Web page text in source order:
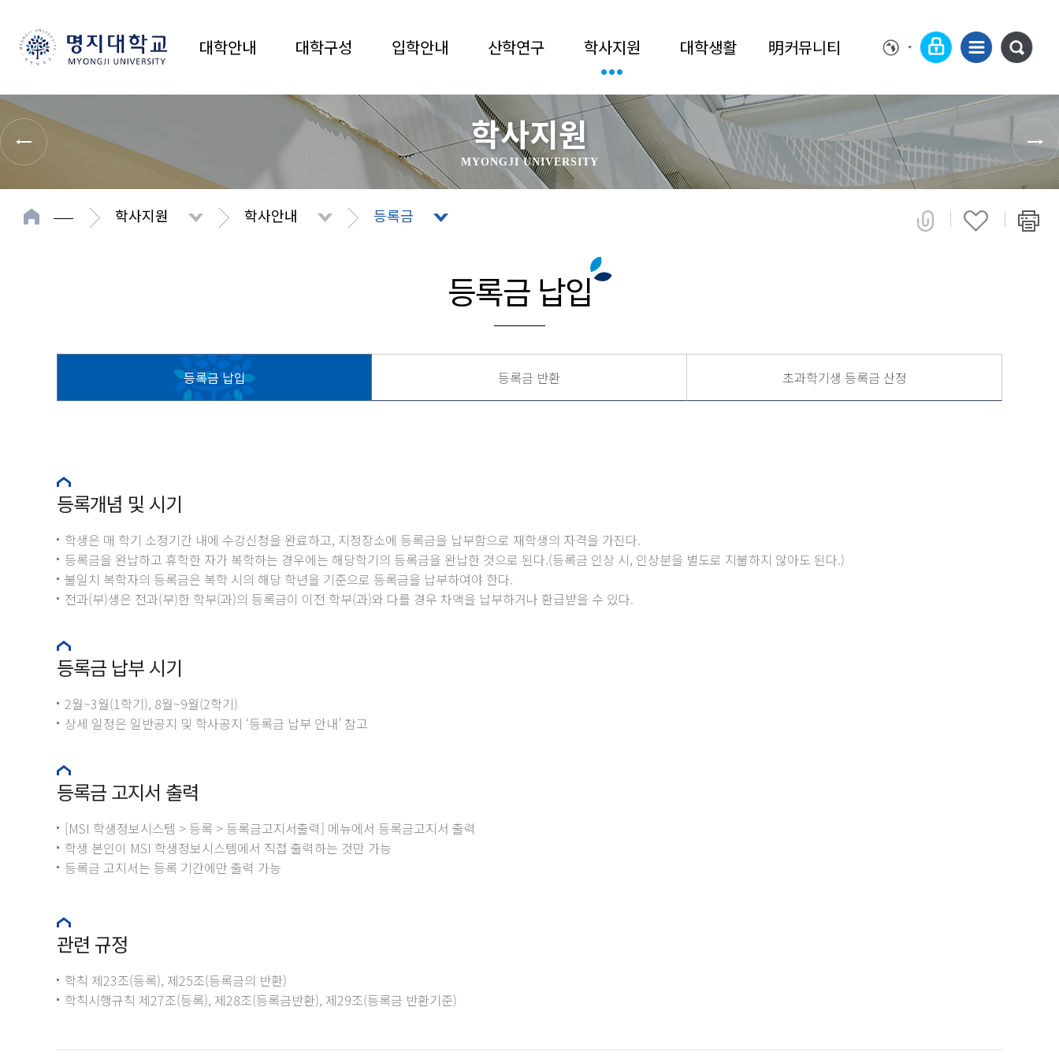
대학안내 대학구성 입학안내 산학연구 학사지원 대학생활 明커뮤니티
학사지원
MYONGJI UNIVERSITY
학사지원 학사안내 등록금
등록금 납입
등록금 납입 등록금 반환 초과학기생 등록금 산정
등록개념 및 시기
학생은 매 학기 소정기간 내에 수강신청을 완료하고, 지정장소에 등록금을 납부함으로 재학생의 자격을 가진다.
등록금을 완납하고 휴학한 자가 복학하는 경우에는 해당학기의 등록금을 완납한 것으로 된다.(등록금 인상 시, 인상분을 별도로 지불하지 않아도 된다.)
불일치 복학자의 등록금은 복학 시의 해당 학년을 기준으로 등록금을 납부하여야 한다.
전과(부)생은 전과(부)한 학부(과)의 등록금이 이전 학부(과)와 다를 경우 차액을 납부하거나 환급받을 수 있다.
등록금 납부 시기
2월~3월(1학기), 8월~9월(2학기)
상세 일정은 일반공지 및 학사공지 ‘등록금 납부 안내’ 참고
등록금 고지서 출력
[MSI 학생정보시스템 > 등록 > 등록금고지서출력] 메뉴에서 등록금고지서 출력
학생 본인이 MSI 학생정보시스템에서 직접 출력하는 것만 가능
등록금 고지서는 등록 기간에만 출력 가능
관련 규정
학칙 제23조(등록), 제25조(등록금의 반환)
학칙시행규칙 제27조(등록), 제28조(등록금반환), 제29조(등록금 반환기준)